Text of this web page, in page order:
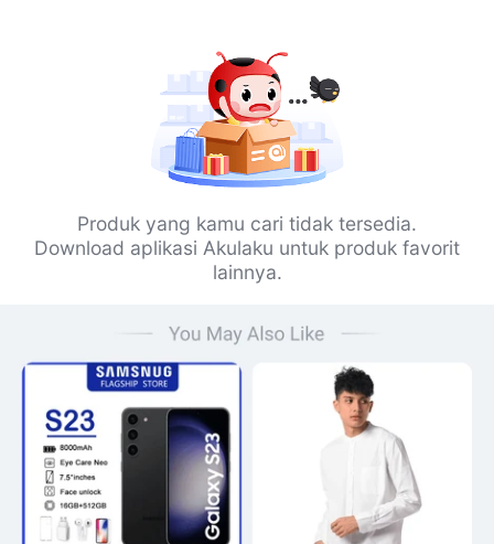
Produk yang kamu cari tidak tersedia.
Download aplikasi Akulaku untuk produk favorit
lainnya.